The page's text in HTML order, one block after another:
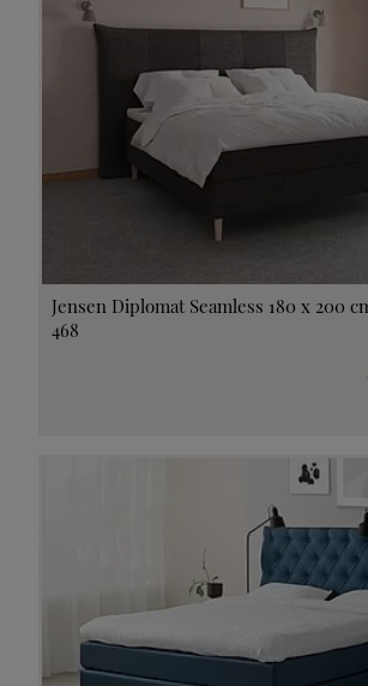
Jensen Diplomat Seamless 180 x 200
468